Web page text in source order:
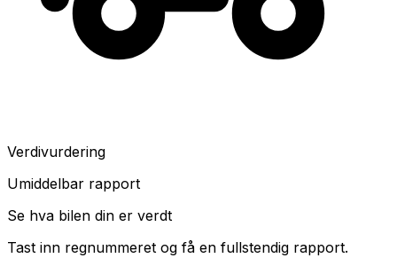
Verdivurdering
Umiddelbar rapport
Se hva bilen din er verdt
Tast inn regnummeret og få en fullstendig rapport.